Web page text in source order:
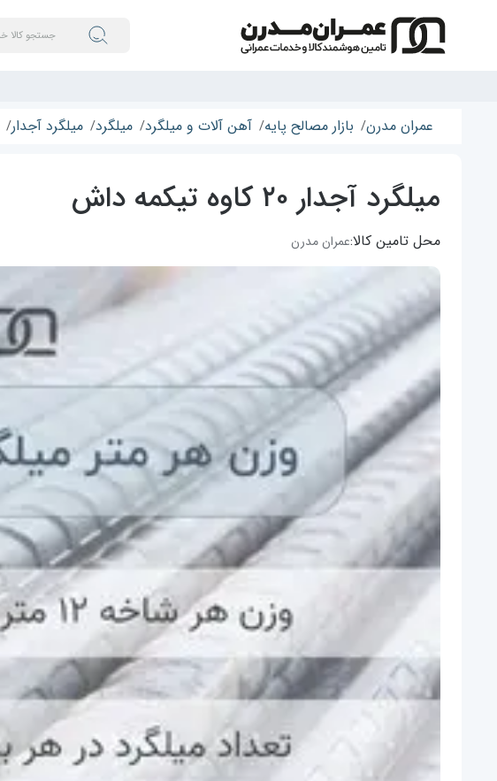
عمران مدرن بازار مصالح پایه آهن آلات و میلگرد میلگرد میلگرد آجدار
میلگرد آجدار ۲۰ کاوه تیکمه داش
محل تامین کالا:عمران مدرن